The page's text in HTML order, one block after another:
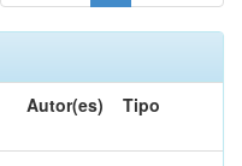
Autor(es) Tipo